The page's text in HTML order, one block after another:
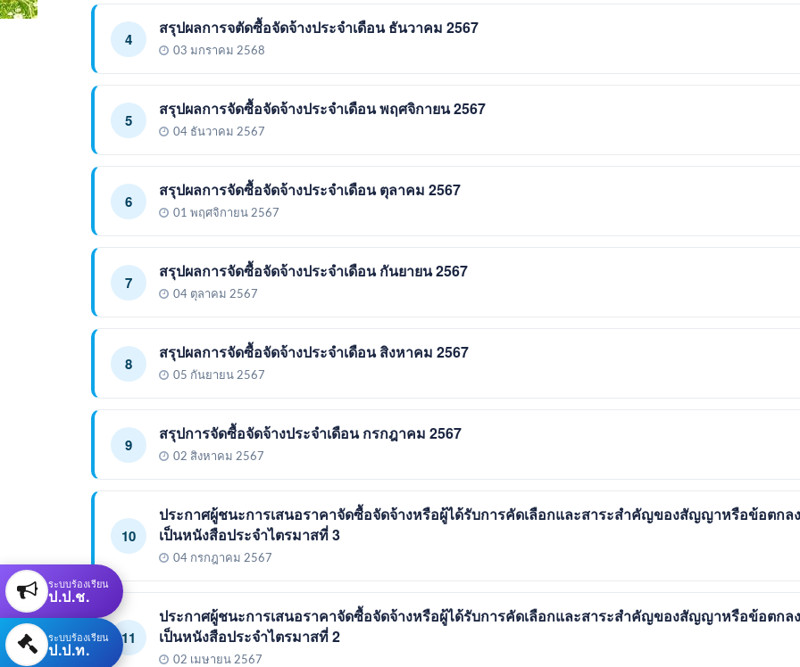
4
สรุปผลการจตัดซื้อจัดจ้างประจำเดือน ธันวาคม 2567
03 มกราคม 2568
5
สรุปผลการจัดซื้อจัดจ้างประจำเดือน พฤศจิกายน 2567
04 ธันวาคม 2567
6
สรุปผลการจัดซื้อจัดจ้างประจำเดือน ตุลาคม 2567
01 พฤศจิกายน 2567
7
สรุปผลการจัดซื้อจัดจ้างประจำเดือน กันยายน 2567
04 ตุลาคม 2567
8
สรุปผลการจัดซื้อจัดจ้างประจำเดือน สิงหาคม 2567
05 กันยายน 2567
9
สรุปการจัดซื้อจัดจ้างประจำเดือน กรกฎาคม 2567
02 สิงหาคม 2567
10
ประกาศผู้ชนะการเสนอราคาจัดซื้อจัดจ้างหรือผู้ได้รับการคัดเลือกและสาระสำคัญของสัญญาหรือข้อตกลง
เป็นหนังสือประจำไตรมาสที่ 3
04 กรกฎาคม 2567
11
ประกาศผู้ชนะการเสนอราคาจัดซื้อจัดจ้างหรือผู้ได้รับการคัดเลือกและสาระสำคัญของสัญญาหรือข้อตกลง
เป็นหนังสือประจำไตรมาสที่ 2
02 เมษายน 2567
ระบบร้องเรียน
ป.ป.ช.
ระบบร้องเรียน
ป.ป.ท.